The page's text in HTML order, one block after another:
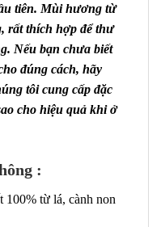
tiên. Mùi hương từ
rất thích hợp để thư
Nếu bạn chưa biết
đúng cách, hãy
tôi cung cấp đặc
cho hiệu quả khi ở
:
100% từ lá, cành non